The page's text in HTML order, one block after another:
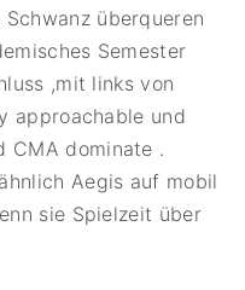
überqueren
Semester
,mit links von
approachable und
CMA dominate .
Aegis auf mobil
sie Spielzeit über